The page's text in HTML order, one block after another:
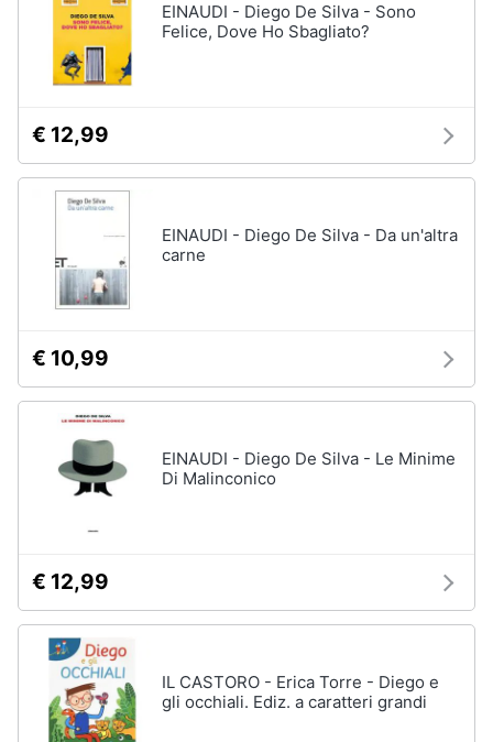
EINAUDI - Diego De Silva - Sono
Felice, Dove Ho Sbagliato?
€ 12,99
EINAUDI - Diego De Silva - Da un'altra
carne
€ 10,99
EINAUDI - Diego De Silva - Le Minime
Di Malinconico
€ 12,99
IL CASTORO - Erica Torre - Diego e
gli occhiali. Ediz. a caratteri grandi